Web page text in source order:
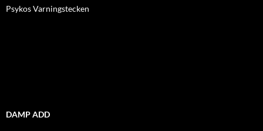
Psykos Varningstecken
DAMP ADD